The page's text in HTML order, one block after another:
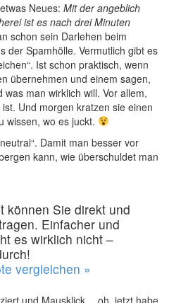
Neues: Mit der angeblich
ist es nach drei Minuten
schon sein Darlehen beim
der Spamhölle. Vermutlich gibt es
Ist schon praktisch, wenn
übernehmen und einem sagen,
man wirklich will. Vor allem,
Und morgen kratzen sie einen
wissen, wo es juckt.
Damit man besser vor
kann, wie überschuldet man
können Sie direkt und
Einfacher und
es wirklich nicht –
vergleichen »
und Mausklick… oh, jetzt habe